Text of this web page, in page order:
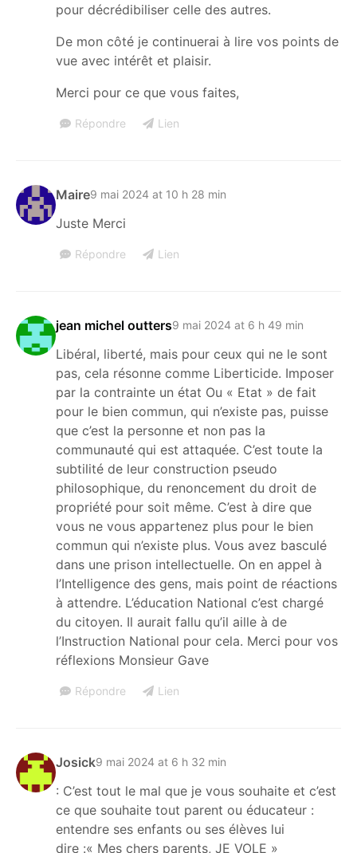
pour décrédibiliser celle des autres.
De mon côté je continuerai à lire vos points de
vue avec intérêt et plaisir.
Merci pour ce que vous faites,
Répondre Lien
Maire9 mai 2024 at 10 h 28 min
Juste Merci
Répondre Lien
jean michel outters9 mai 2024 at 6 h 49 min
Libéral, liberté, mais pour ceux qui ne le sont
pas, cela résonne comme Liberticide. Imposer
par la contrainte un état Ou « Etat » de fait
pour le bien commun, qui n’existe pas, puisse
que c’est la personne et non pas la
communauté qui est attaquée. C’est toute la
subtilité de leur construction pseudo
philosophique, du renoncement du droit de
propriété pour soit même. C’est à dire que
vous ne vous appartenez plus pour le bien
commun qui n’existe plus. Vous avez basculé
dans une prison intellectuelle. On en appel à
l’Intelligence des gens, mais point de réactions
à attendre. L’éducation National c’est chargé
du citoyen. Il aurait fallu qu’il aille à de
l’Instruction National pour cela. Merci pour vos
réflexions Monsieur Gave
Répondre Lien
Josick9 mai 2024 at 6 h 32 min
: C’est tout le mal que je vous souhaite et c’est
ce que souhaite tout parent ou éducateur :
entendre ses enfants ou ses élèves lui
dire :« Mes chers parents, JE VOLE »